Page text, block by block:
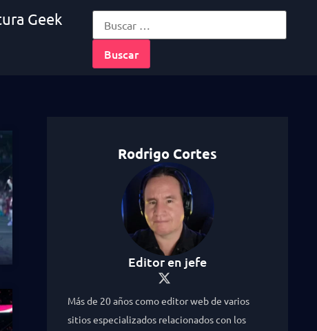
Geek
Rodrigo Cortes
Editor en jefe
Más de 20 años como editor web de varios
sitios especializados relacionados con los